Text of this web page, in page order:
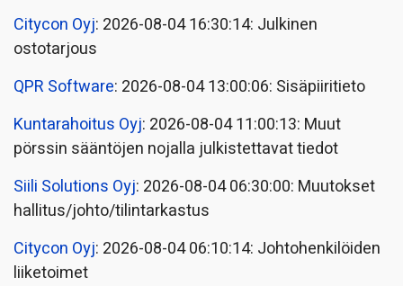
Citycon Oyj: 2026-08-04 16:30:14: Julkinen
ostotarjous
QPR Software: 2026-08-04 13:00:06: Sisäpiiritieto
Kuntarahoitus Oyj: 2026-08-04 11:00:13: Muut
pörssin sääntöjen nojalla julkistettavat tiedot
Siili Solutions Oyj: 2026-08-04 06:30:00: Muutokset
hallitus/johto/tilintarkastus
Citycon Oyj: 2026-08-04 06:10:14: Johtohenkilöiden
liiketoimet